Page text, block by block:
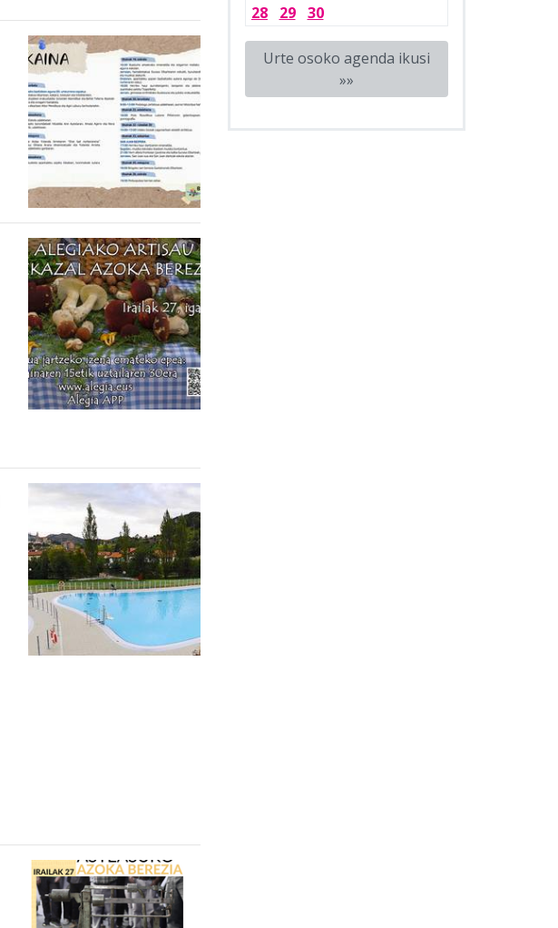
28
29 30
Urte osoko agenda ikusi
»»